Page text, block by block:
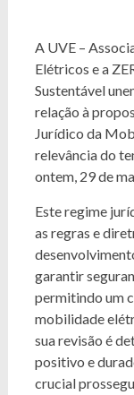
A UVE –
Elétricos e a
Sustentável
relação à
Jurídico da
relevância do
ontem, 29 de
Este regime
as regras e
garantir
permitindo um
mobilidade
sua revisão é
positivo e
crucial